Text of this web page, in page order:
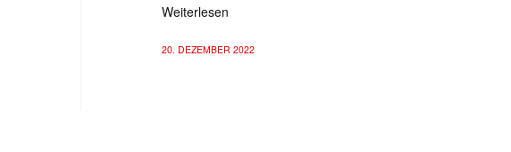
Weiterlesen
20. DEZEMBER 2022